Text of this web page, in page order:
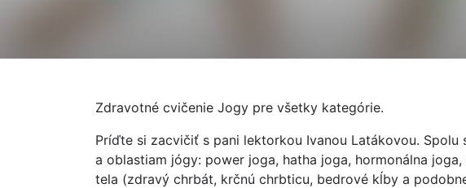
Zdravotné cvičenie Jogy pre všetky kategórie.
Príďte si zacvičiť s pani lektorkou Ivanou Latákovou.
a oblastiam jógy: power joga, hatha joga, hormonálna
tela (zdravý chrbát, krčnú chrbticu, bedrové kĺby a